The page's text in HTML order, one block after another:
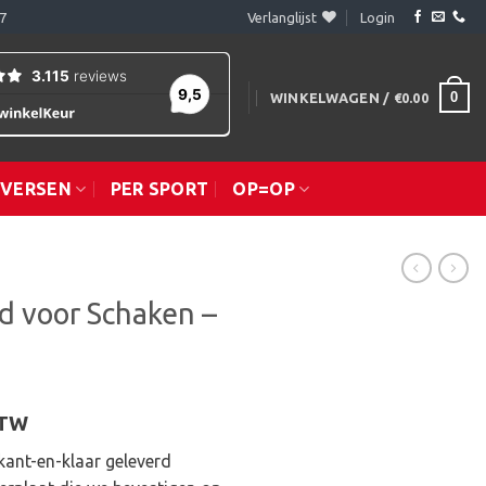
Verlanglijst Login
WINKELWAGEN / €0.00 0
PER SPORT OP=OP
voor Schaken –
en-klaar geleverd